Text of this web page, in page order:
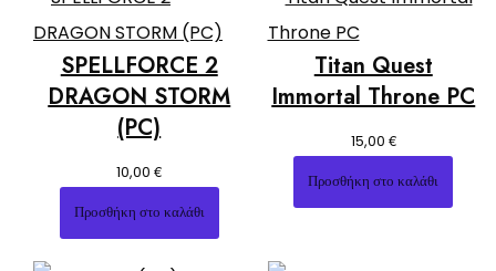
SPELLFORCE 2
DRAGON STORM
(PC)
10,00€
Προσθήκη στο καλάθι
Titan Quest
Immortal Throne PC
15,00 €
Προσθήκη στο καλάθι